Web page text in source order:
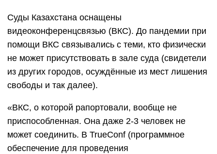
Суды Казахстана оснащены
видеоконференцсвязью (ВКС). До пандемии при
помощи ВКС связывались с теми, кто физически
не может присутствовать в зале суда (свидетели
из других городов, осуждённые из мест лишения
свободы и так далее).
«ВКС, о которой рапортовали, вообще не
приспособленная. Она даже 2-3 человек не
может соединить. В TrueConf (программное
обеспечение для проведения